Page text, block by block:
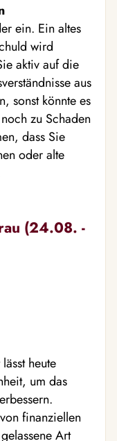
ein. Ein altes
wird
aktiv auf die
aus
sonst könnte es
zu Schaden
dass Sie
oder alte
(24.08. -
heute
um das
finanziellen
Art